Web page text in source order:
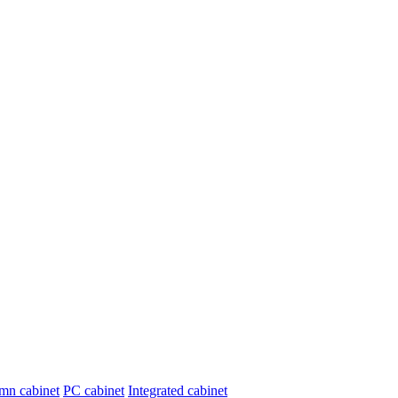
cabinet PC cabinet Integrated cabinet